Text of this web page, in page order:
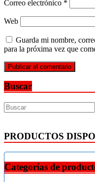
Correo electrónico *
Web
Guarda mi nombre,
para la próxima vez que
Buscar
PRODUCTOS
Categorías de